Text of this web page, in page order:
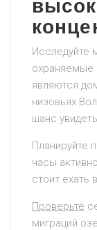
Исследуйте
охраняемые
являются
низовьях
шанс
Планируйте
часы
стоит ехать
Проверьте
миграций